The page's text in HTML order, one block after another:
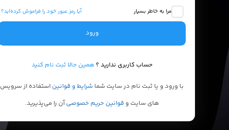
مرا به خاطر بسپار آیا رمز عبور خود را فراموش کرده‌اید؟
ورود
حساب کاربری ندارید ؟ همین حالا ثبت نام کنید
با ورود و یا ثبت نام در سایت شما شرایط و قوانین استفاده از سرویس
های سایت و قوانین حریم خصوصیآن را می‌پذیرید.